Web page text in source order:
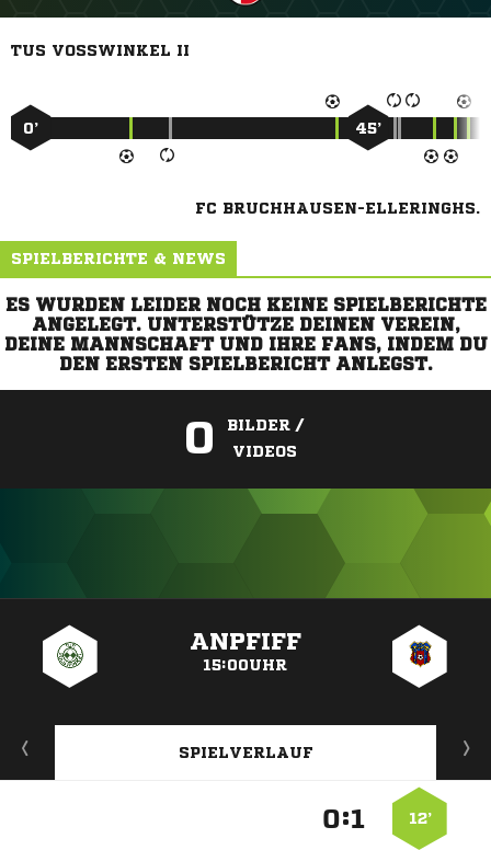
TUS VOSSWINKEL II
0’ 45’
FC BRUCHHAUSEN-ELLERINGHS.
SPIELBERICHTE & NEWS
ES WURDEN LEIDER NOCH KEINE SPIELBERICHTE
ANGELEGT. UNTERSTÜTZE DEINEN VEREIN,
DEINE MANNSCHAFT UND IHRE FANS, INDEM DU
DEN ERSTEN SPIELBERICHT ANLEGST.
0
BILDER /
VIDEOS
ANPFIFF
15:00UHR
SPIELVERLAUF
12’
: